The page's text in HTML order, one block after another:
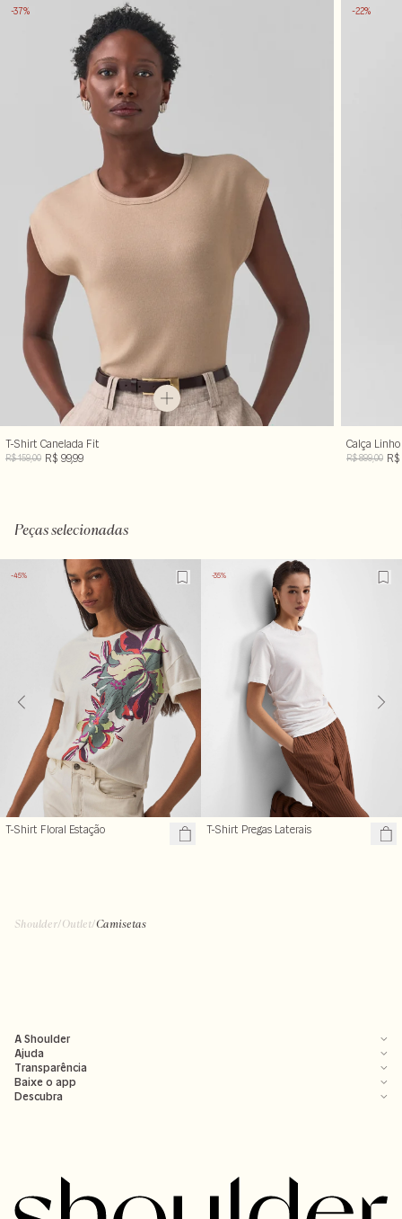
-37%
T-Shirt Canelada Fit
R$ 159,00 R$ 99,99
-22%
Calça
R$ 899,00 R$
Peças selecionadas
-45%
T-Shirt Floral Estação
-35%
T-Shirt Pregas Laterais
Shoulder/Outlet/Camisetas
A Shoulder
Ajuda
Transparência
Baixe o app
Descubra